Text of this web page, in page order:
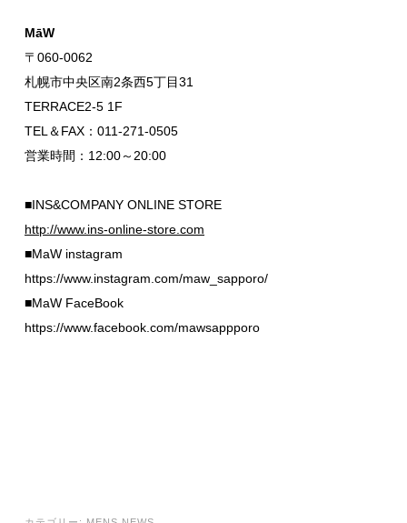
MāW
〒060-0062
札幌市中央区南2条西5丁目31
TERRACE2-5 1F
TEL＆FAX：011-271-0505
営業時間：12:00～20:00
■INS&COMPANY ONLINE STORE
http://www.ins-online-store.com
■MaW instagram
https://www.instagram.com/maw_sapporo/
■MaW FaceBook
https://www.facebook.com/mawsappporo